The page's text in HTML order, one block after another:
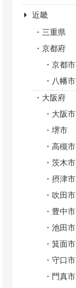
近畿
三重県
京都府
京都市
八幡市
大阪府
大阪市
堺市
高槻市
茨木市
摂津市
吹田市
豊中市
池田市
箕面市
守口市
門真市